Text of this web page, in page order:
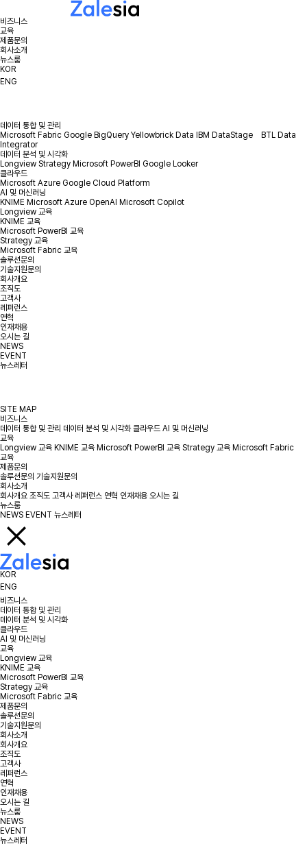
비즈니스
교육
제품문의
회사소개
뉴스룸
KOR
ENG
데이터 통합 및 관리
Microsoft Fabric Google BigQuery Yellowbrick Data IBM DataStage
BTL Data
Integrator
데이터 분석 및 시각화
Longview Strategy Microsoft PowerBI Google Looker
클라우드
Microsoft Azure Google Cloud Platform
AI 및 머신러닝
KNIME Microsoft Azure OpenAI Microsoft Copilot
Longview 교육
KNIME 교육
Microsoft PowerBI 교육
Strategy 교육
Microsoft Fabric 교육
솔루션문의
기술지원문의
회사개요
조직도
고객사
레퍼런스
연혁
인재채용
오시는 길
NEWS
EVENT
뉴스레터
SITE MAP
비즈니스
데이터 통합 및 관리 데이터 분석 및 시각화 클라우드 AI 및 머신러닝
교육
Longview 교육 KNIME 교육 Microsoft PowerBI 교육 Strategy 교육 Microsoft Fabric
교육
제품문의
솔루션문의 기술지원문의
회사소개
회사개요 조직도 고객사 레퍼런스 연혁 인재채용 오시는 길
뉴스룸
NEWS EVENT 뉴스레터
KOR
ENG
비즈니스
데이터 통합 및 관리
데이터 분석 및 시각화
클라우드
AI 및 머신러닝
교육
Longview 교육
KNIME 교육
Microsoft PowerBI 교육
Strategy 교육
Microsoft Fabric 교육
제품문의
솔루션문의
기술지원문의
회사소개
회사개요
조직도
고객사
레퍼런스
연혁
인재채용
오시는 길
뉴스룸
NEWS
EVENT
뉴스레터